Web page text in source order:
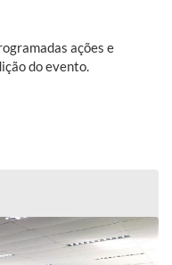
ações e
do evento.